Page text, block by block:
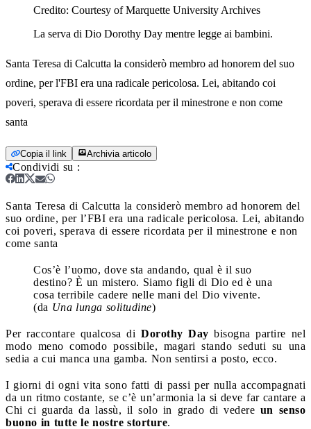
Credito: Courtesy of Marquette University Archives
La serva di Dio Dorothy Day mentre legge ai bambini.
Santa Teresa di Calcutta la considerò membro ad honorem del suo
ordine, per l'FBI era una radicale pericolosa. Lei, abitando coi
poveri, sperava di essere ricordata per il minestrone e non come
santa
Copia il link Archivia articolo
Condividi su :
Santa Teresa di Calcutta la considerò membro ad honorem del
suo ordine, per l’FBI era una radicale pericolosa. Lei, abitando
coi poveri, sperava di essere ricordata per il minestrone e non
come santa
Cos’è l’uomo, dove sta andando, qual è il suo
destino? È un mistero. Siamo figli di Dio ed è una
cosa terribile cadere nelle mani del Dio vivente.
(da Una lunga solitudine)
Per raccontare qualcosa di Dorothy Day bisogna partire nel
modo meno comodo possibile, magari stando seduti su una
sedia a cui manca una gamba. Non sentirsi a posto, ecco.
I giorni di ogni vita sono fatti di passi per nulla accompagnati
da un ritmo costante, se c’è un’armonia la si deve far cantare a
Chi ci guarda da lassù, il solo in grado di vedere un senso
buono in tutte le nostre storture.